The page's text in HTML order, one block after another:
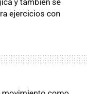
ejercicios con